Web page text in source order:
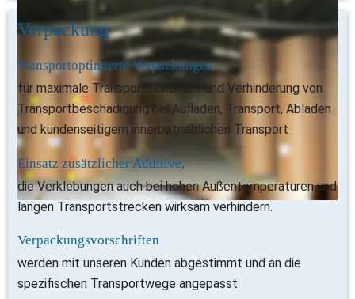
Verpackung
Transportoptimierte Verpackungen
für maximale Transportsicherheit und Verhinderung von
Transportbeschädigung bei Aufladen, Transport, Abladen
und kundenseitigem innerbetrieblichen Transport
Einsatz zusätzlicher Additive,
die Verklebungen auch bei hohen Außentemperaturen und
langen Transportstrecken wirksam verhindern.
Verpackungsvorschriften
werden mit unseren Kunden abgestimmt und an die
spezifischen Transportwege angepasst